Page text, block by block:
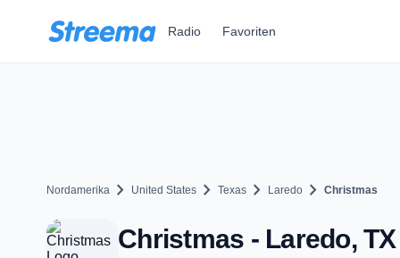
Radio Favoriten
Nordamerika chevron_right United States chevron_right Texas chevron_right Laredo chevron_right Christmas
Christmas - Laredo, TX